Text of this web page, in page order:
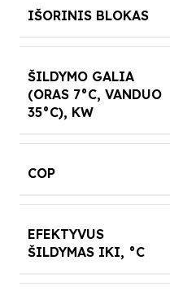
IŠORINIS BLOKAS
ŠILDYMO GALIA
(ORAS 7°C, VANDUO
35°C), KW
COP
EFEKTYVUS
ŠILDYMAS IKI, °C